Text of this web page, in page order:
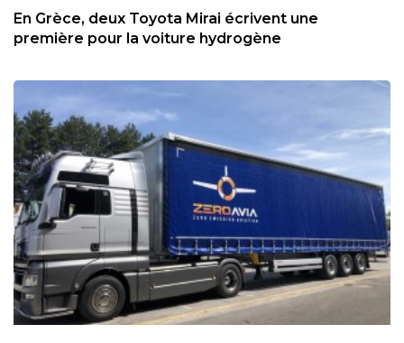
En Grèce, deux Toyota Mirai écrivent une
première pour la voiture hydrogène